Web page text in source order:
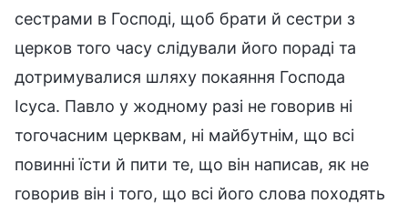
сестрами в Господі, щоб брати й сестри з
церков того часу слідували його пораді та
дотримувалися шляху покаяння Господа
Ісуса. Павло у жодному разі не говорив ні
тогочасним церквам, ні майбутнім, що всі
повинні їсти й пити те, що він написав, як не
говорив він і того, що всі його слова походять